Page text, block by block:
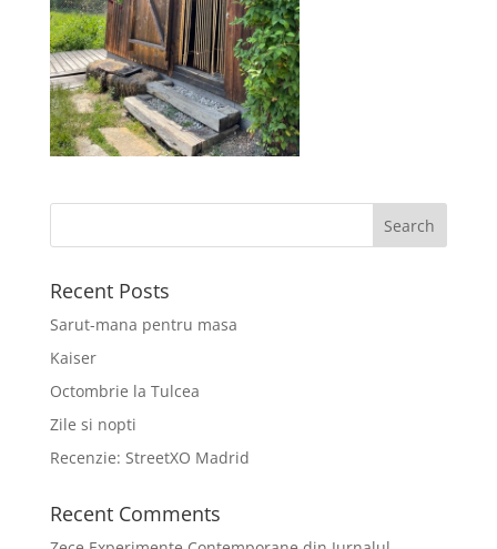
Recent Posts
Sarut-mana pentru masa
Kaiser
Octombrie la Tulcea
Zile si nopti
Recenzie: StreetXO Madrid
Recent Comments